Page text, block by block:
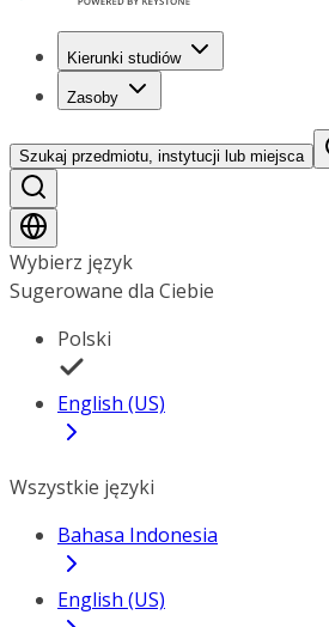
Kierunki studiów
Zasoby
Szukaj przedmiotu, instytucji lub miejsca
Wybierz język
Sugerowane dla Ciebie
Polski
English (US)
Wszystkie języki
Bahasa Indonesia
English (US)